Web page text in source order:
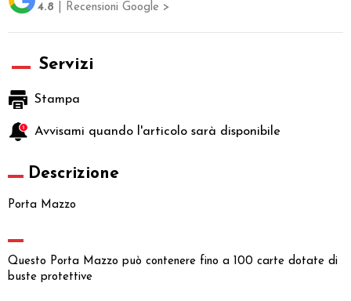
4.8 | Recensioni Google >
Servizi
Stampa
Avvisami quando l'articolo sarà disponibile
Descrizione
Porta Mazzo
Questo Porta Mazzo può contenere fino a 100 carte dotate di
buste protettive